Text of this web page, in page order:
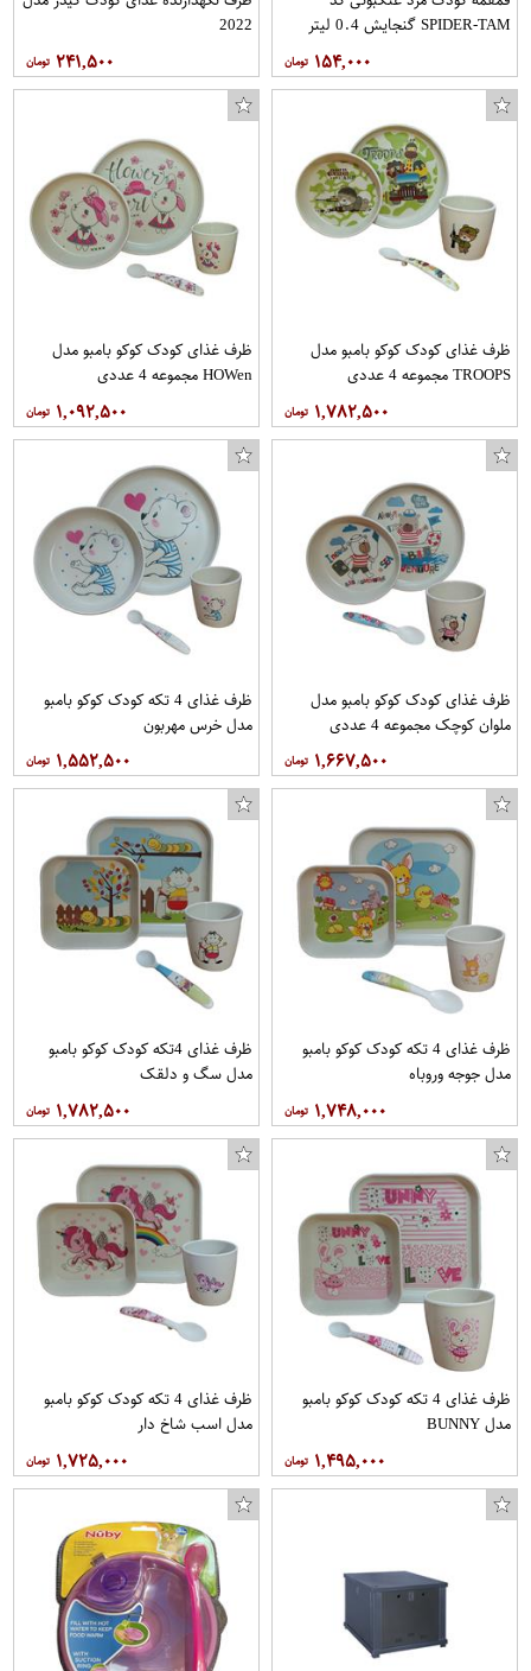
SPIDER-TAM گنجایش 0.4 لیتر
۱۵۴,۰۰۰
2022
۲۴۱,۵۰۰
ظرف غذای کودک کوکو بامبو مدل
TROOPS مجموعه 4 عددی
۱,۷۸۲,۵۰۰
ظرف غذای کودک کوکو بامبو مدل
HOWen مجموعه 4 عددی
۱,۰۹۲,۵۰۰
ظرف غذای کودک کوکو بامبو مدل
ملوان کوچک مجموعه 4 عددی
۱,۶۶۷,۵۰۰
ظرف غذای 4 تکه کودک کوکو بامبو
مدل خرس مهربون
۱,۵۵۲,۵۰۰
ظرف غذای 4 تکه کودک کوکو بامبو
مدل جوجه وروباه
۱,۷۴۸,۰۰۰
ظرف غذای 4تکه کودک کوکو بامبو
مدل سگ و دلقک
۱,۷۸۲,۵۰۰
ظرف غذای 4 تکه کودک کوکو بامبو
مدل BUNNY
۱,۴۹۵,۰۰۰
ظرف غذای 4 تکه کودک کوکو بامبو
مدل اسب شاخ دار
۱,۷۲۵,۰۰۰